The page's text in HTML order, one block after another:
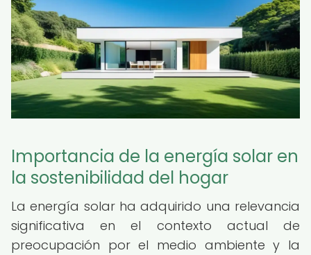
Importancia de la energía solar en
la sostenibilidad del hogar
La energía solar ha adquirido una relevancia
significativa en el contexto actual de
preocupación por el medio ambiente y la